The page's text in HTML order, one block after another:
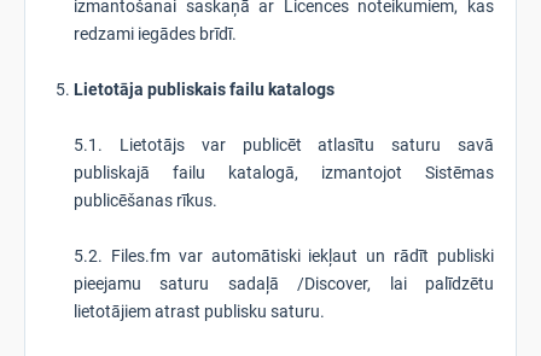
izmantošanai saskaņā ar Licences noteikumiem, kas
redzami iegādes brīdī.
Lietotāja publiskais failu katalogs
5.1. Lietotājs var publicēt atlasītu saturu savā
publiskajā failu katalogā, izmantojot Sistēmas
publicēšanas rīkus.
5.2. Files.fm var automātiski iekļaut un rādīt publiski
pieejamu saturu sadaļā /Discover, lai palīdzētu
lietotājiem atrast publisku saturu.